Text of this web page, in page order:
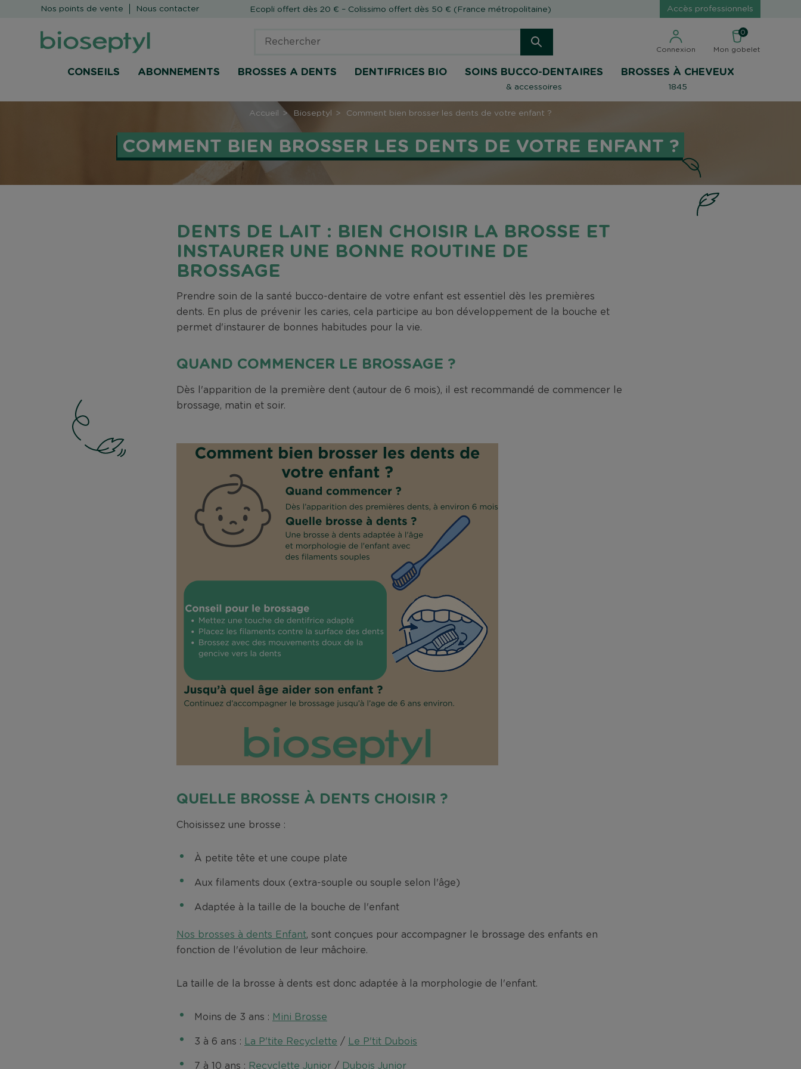
Ecopli offert dès 20 € – Colissimo offert dès 50 € (France métropolitaine)
Nos points de vente Nous contacter Accès professionnels
Connexion
0
Mon gobelet
CONSEILS ABONNEMENTS BROSSES A DENTS DENTIFRICES BIO SOINS BUCCO-DENTAIRES
& accessoires
BROSSES À CHEVEUX
1845
Accueil Bioseptyl Comment bien brosser les dents de votre enfant ?
COMMENT BIEN BROSSER LES DENTS DE VOTRE ENFANT ?
DENTS DE LAIT : BIEN CHOISIR LA BROSSE ET
INSTAURER UNE BONNE ROUTINE DE
BROSSAGE
Prendre soin de la santé bucco-dentaire de votre enfant est essentiel dès les premières
dents. En plus de prévenir les caries, cela participe au bon développement de la bouche et
permet d'instaurer de bonnes habitudes pour la vie.
QUAND COMMENCER LE BROSSAGE ?
Dès l'apparition de la première dent (autour de 6 mois), il est recommandé de commencer le
brossage, matin et soir.
QUELLE BROSSE À DENTS CHOISIR ?
Choisissez une brosse :
À petite tête et une coupe plate
Aux filaments doux (extra-souple ou souple selon l'âge)
Adaptée à la taille de la bouche de l'enfant
Nos brosses à dents Enfant, sont conçues pour accompagner le brossage des enfants en
fonction de l'évolution de leur mâchoire.
La taille de la brosse à dents est donc adaptée à la morphologie de l'enfant.
Moins de 3 ans : Mini Brosse
3 à 6 ans : La P'tite Recyclette / Le P'tit Dubois
7 à 10 ans : Recyclette Junior / Dubois Junior